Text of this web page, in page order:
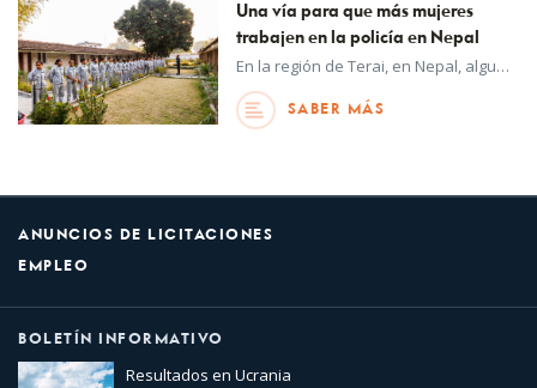
Una vía para que más mujeres
trabajen en la policía en Nepal
En la región de Terai, en Nepal, algunas jóvenes se preparan para trabajar en la policía, lo que desafía las normas sociales, reduce la inseguridad en la comunidad y cambia la forma en que las fuerzas del orden prestan servicio a la población.
SABER MÁS
ANUNCIOS DE LICITACIONES
EMPLEO
BOLETÍN INFORMATIVO
Resultados en Ucrania